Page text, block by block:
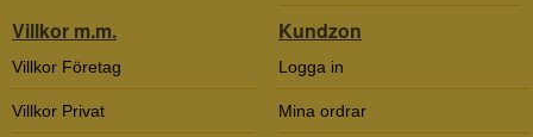
Villkor m.m.
Villkor Företag
Villkor Privat
Kundzon
Logga in
Mina ordrar